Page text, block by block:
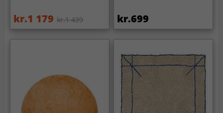
kr.1 179 kr.1 439 kr.699